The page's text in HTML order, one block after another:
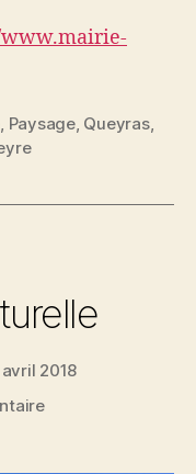
, Paysage, Queyras,
2018
sur